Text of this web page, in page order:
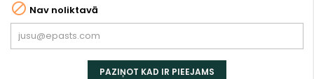
 Nav noliktavā
PAZIŅOT KAD IR PIEEJAMS